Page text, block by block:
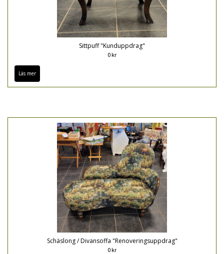
Sittpuff "Kunduppdrag"
0 kr
Läs mer
Schäslong / Divansoffa "Renoveringsuppdrag"
0 kr